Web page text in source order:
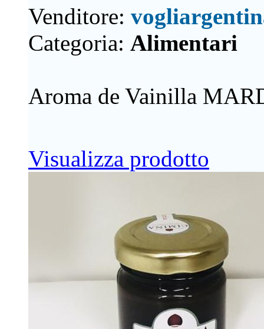
Venditore:
Categoria: Alimentari
Aroma de Vainilla
Visualizza prodotto